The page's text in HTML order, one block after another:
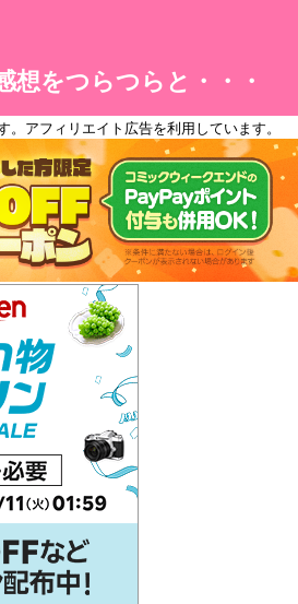
想をつらつらと・・・
。アフィリエイト広告を利用しています。